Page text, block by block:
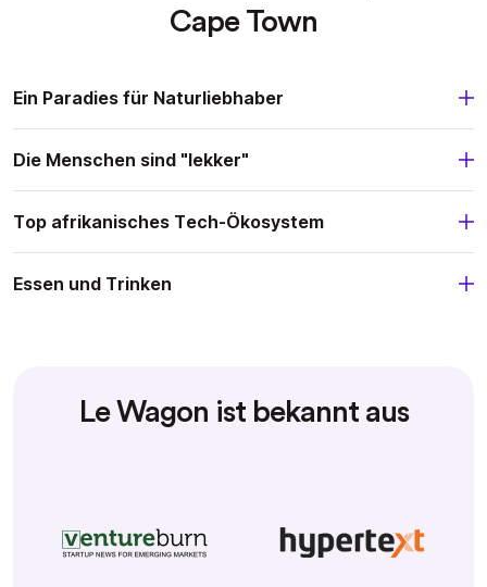
Cape Town
Ein Paradies für Naturliebhaber
Die Menschen sind "lekker"
Top afrikanisches Tech-Ökosystem
Essen und Trinken
Le Wagon ist bekannt aus